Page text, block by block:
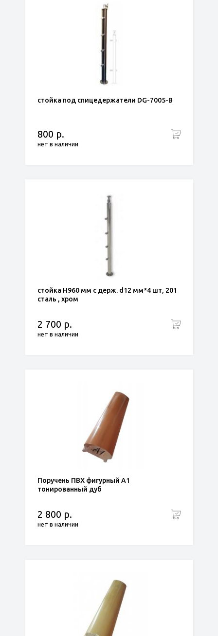
стойка под спицедержатели DG-7005-B
800 р.
нет в наличии
стойка Н960 мм с держ. d12 мм*4 шт, 201
сталь , хром
2 700 р.
нет в наличии
Поручень ПВХ фигурный А1
тонированный дуб
2 800 р.
нет в наличии